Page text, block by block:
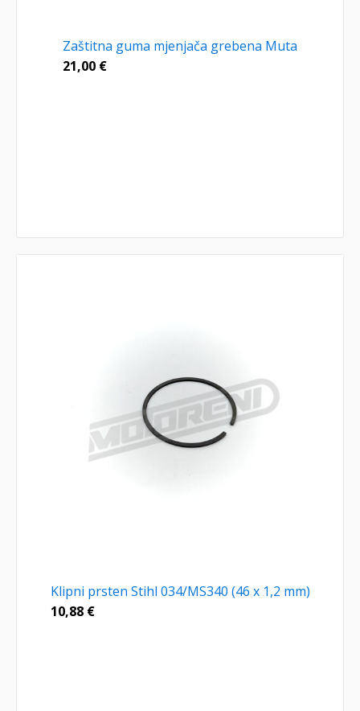
Zaštitna guma mjenjača grebena Muta
21,00 €
Klipni prsten Stihl 034/MS340 (46 x 1,2 mm)
10,88 €